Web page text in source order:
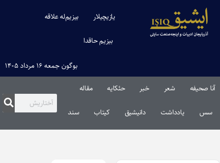
یازیچیلار بیزیم‌له علاقه
بیزیم حاقدا
بوگون جمعه ۱۶ مرداد ۱۴۰۵
صحیفه شعر حئکایه مقاله‌
یادداشت دانیشیق کیتاب سند